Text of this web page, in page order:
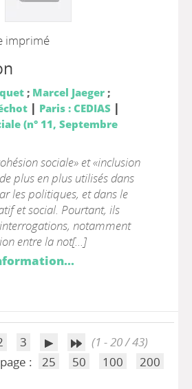
imprimé
; Marcel Jaeger;
| Paris : CEDIAS |
(n° 11, Septembre
sociale» et «inclusion
plus en plus utilisés dans
les politiques, et dans le
et social. Pourtant, ils
notamment
entre la not[...]
3
(1 - 20 / 43)
:
25 50 100 200